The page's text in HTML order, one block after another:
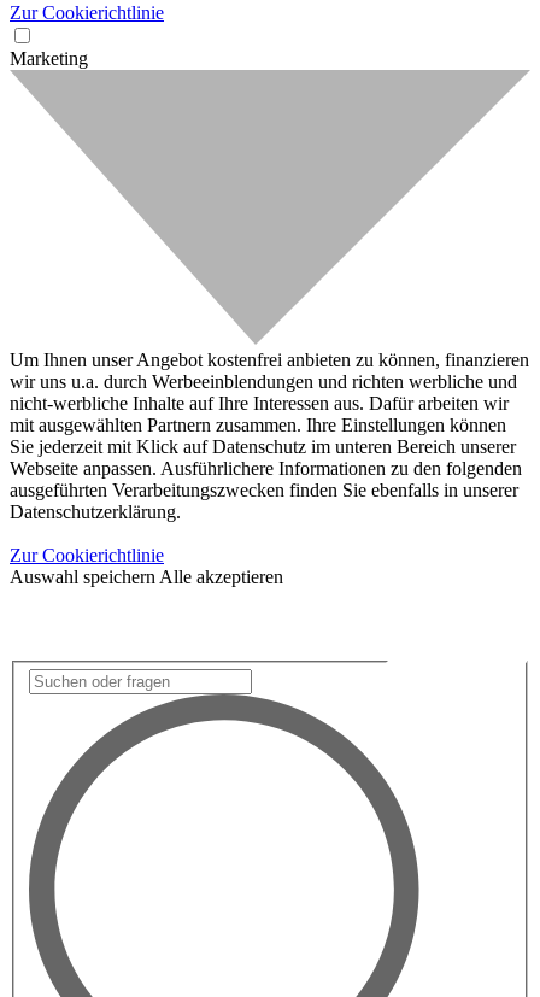
Zur Cookierichtlinie
Marketing
Um Ihnen unser Angebot kostenfrei anbieten zu können, finanzieren
wir uns u.a. durch Werbeeinblendungen und richten werbliche und
nicht-werbliche Inhalte auf Ihre Interessen aus. Dafür arbeiten wir
mit ausgewählten Partnern zusammen. Ihre Einstellungen können
Sie jederzeit mit Klick auf Datenschutz im unteren Bereich unserer
Webseite anpassen. Ausführlichere Informationen zu den folgenden
ausgeführten Verarbeitungszwecken finden Sie ebenfalls in unserer
Datenschutzerklärung.
Zur Cookierichtlinie
Auswahl speichern Alle akzeptieren